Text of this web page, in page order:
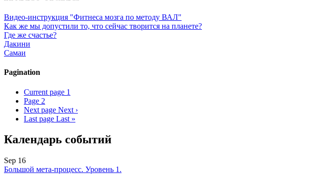
Видео-инструкция "Фитнеса мозга по методу ВАЛ"
Как же мы допустили то, что сейчас творится на планете?
Где же счастье?
Дакини
Самаи
Pagination
Current page 1
Page 2
Next page Next ›
Last page Last »
Календарь событий
Sep 16
Большой мета-процесс. Уровень 1.